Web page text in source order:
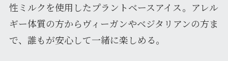
性ミルクを使用したプラントベースアイス。アレル
ギー体質の方からヴィーガンやベジタリアンの方ま
で、誰もが安心して一緒に楽しめる。